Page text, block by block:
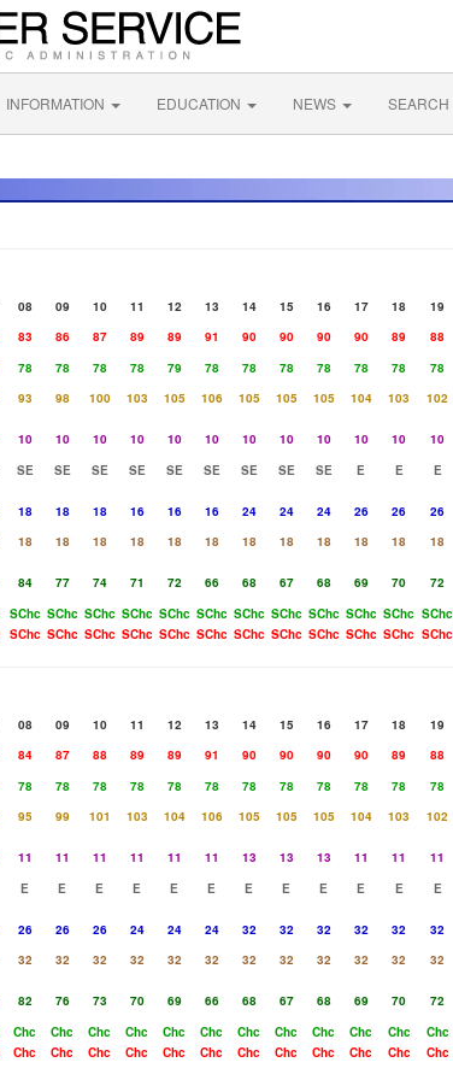
INFORMATION EDUCATION NEWS SEARCH
08 09 10 11 12 13 14 15 16 17 18 19
83 86 87 89 89 91 90 90 90 90 89 88
78 78 78 78 79 78 78 78 78 78 78 78
93 98 100 103 105 106 105 105 105 104 103 102
10 10 10 10 10 10 10 10 10 10 10 10
SE SE SE SE SE SE SE SE SE E E E
18 18 18 16 16 16 24 24 24 26 26 26
18 18 18 18 18 18 18 18 18 18 18 18
84 77 74 71 72 66 68 67 68 69 70 72
SChc SChc SChc SChc SChc SChc SChc SChc SChc SChc SChc SChc
SChc SChc SChc SChc SChc SChc SChc SChc SChc SChc SChc SChc
08 09 10 11 12 13 14 15 16 17 18 19
84 87 88 89 89 91 90 90 90 90 89 88
78 78 78 78 78 78 78 78 78 78 78 78
95 99 101 103 104 106 105 105 105 104 103 102
11 11 11 11 11 11 13 13 13 11 11 11
E E E E E E E E E E E E
26 26 26 24 24 24 32 32 32 32 32 32
32 32 32 32 32 32 32 32 32 32 32 32
82 76 73 70 69 66 68 67 68 69 70 72
Chc Chc Chc Chc Chc Chc Chc Chc Chc Chc Chc Chc
Chc Chc Chc Chc Chc Chc Chc Chc Chc Chc Chc Chc